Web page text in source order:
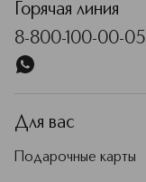
Горячая линия
8-800-100-00-05
Для вас
Подарочные карты